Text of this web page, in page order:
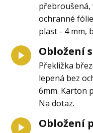
přebroušená,
ochranné
plast - 4 mm,
Obložení
Překližka
lepená bez
6mm. Karton
Na dotaz.
Obložení